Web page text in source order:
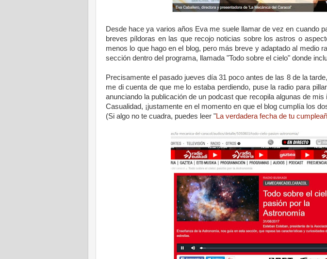
Desde hace ya varios años Eva me suele llamar de vez en cuando
breves píldoras en las que recojo noticias sobre los astros o
menos lo que hago en el blog, pero más breve y adaptado al medio
sección dentro del programa, llamada "Todo sobre el cielo" donde
Precisamente el pasado jueves día 31 poco antes de las 8 de la
me di cuenta de que me lo estaba perdiendo, puse la radio para
anunciando la publicación de un podcast que recopila algunas de
Casualidad, ¡justamente en el momento en que el blog cumplía los
(Si algo no te cuadra, puedes leer "La verdadera fecha de tu